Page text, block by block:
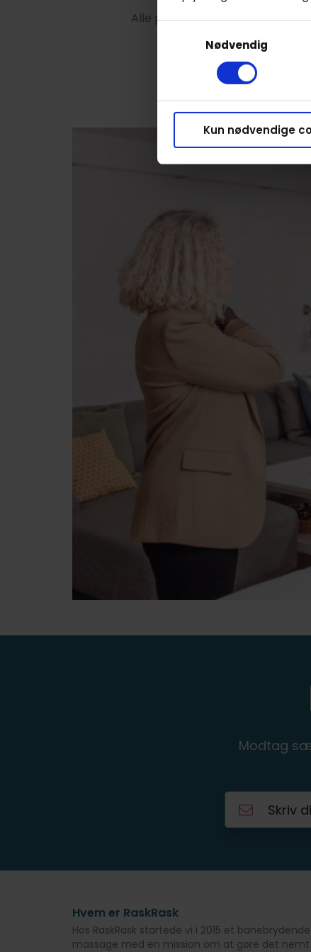
Nødvendig
Kun nødvendige
Alle priser starter fra 45
Modtag
Hvem er RaskRask
Hos RaskRask startede vi i 2015 et
massage med en mission om at gøre det